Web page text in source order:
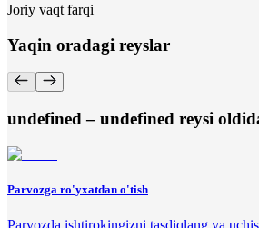
Joriy vaqt farqi
Yaqin oradagi reyslar
undefined – undefined reysi
Parvozga ro'yxatdan o'tish
Parvozda ishtirokingizni tasdiqlang va